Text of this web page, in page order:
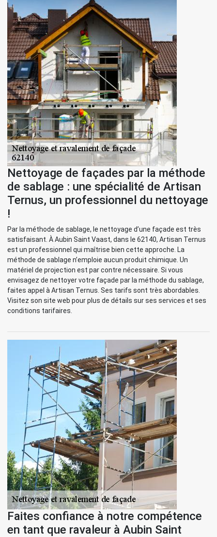
Nettoyage de façades par la méthode
de sablage : une spécialité de Artisan
Ternus, un professionnel du nettoyage
!
Par la méthode de sablage, le nettoyage d’une façade est très
satisfaisant. À Aubin Saint Vaast, dans le 62140, Artisan Ternus
est un professionnel qui maîtrise bien cette approche. La
méthode de sablage n’emploie aucun produit chimique. Un
matériel de projection est par contre nécessaire. Si vous
envisagez de nettoyer votre façade par la méthode du sablage,
faites appel à Artisan Ternus. Ses tarifs sont très abordables.
Visitez son site web pour plus de détails sur ses services et ses
conditions tarifaires.
Faites confiance à notre compétence
en tant que ravaleur à Aubin Saint